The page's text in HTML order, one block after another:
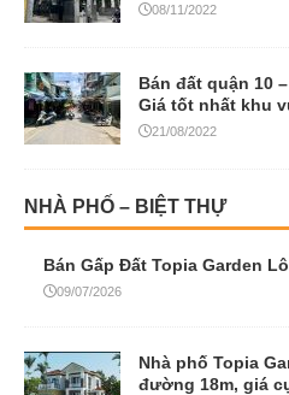
08/11/2022
Bán đất quận 10
Giá tốt nhất khu
21/08/2022
NHÀ PHỐ – BIỆT THỰ
Bán Gấp Đất Topia Garden
09/07/2026
Nhà phố Topia
đường 18m, giá